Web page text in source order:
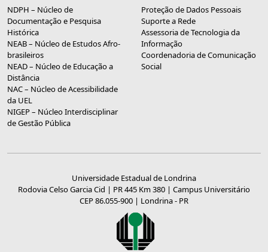
NDPH – Núcleo de
Documentação e Pesquisa
Histórica
NEAB – Núcleo de Estudos Afro-
brasileiros
NEAD – Núcleo de Educação a
Distância
NAC – Núcleo de Acessibilidade
da UEL
NIGEP – Núcleo Interdisciplinar
de Gestão Pública
Proteção de Dados Pessoais
Suporte a Rede
Assessoria de Tecnologia da
Informação
Coordenadoria de Comunicação
Social
Universidade Estadual de Londrina
Rodovia Celso Garcia Cid | PR 445 Km 380 | Campus Universitário
CEP 86.055-900 | Londrina - PR